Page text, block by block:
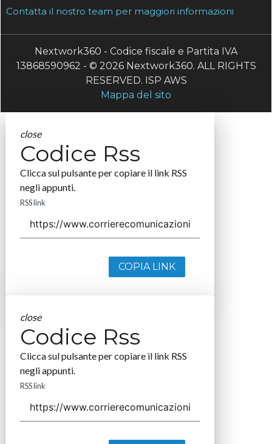
Contatta il nostro team per maggiori informazioni
Nextwork360 - Codice fiscale e Partita IVA
13868590962 - © 2026 Nextwork360. ALL RIGHTS
RESERVED. ISP AWS
Mappa del sito
close
Codice Rss
Clicca sul pulsante per copiare il link RSS
negli appunti.
RSS link
COPIA LINK
close
Codice Rss
Clicca sul pulsante per copiare il link RSS
negli appunti.
RSS link